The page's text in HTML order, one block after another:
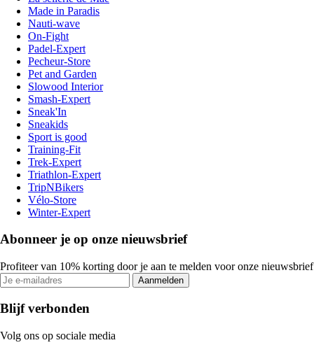
Made in Paradis
Nauti-wave
On-Fight
Padel-Expert
Pecheur-Store
Pet and Garden
Slowood Interior
Smash-Expert
Sneak'In
Sneakids
Sport is good
Training-Fit
Trek-Expert
Triathlon-Expert
TripNBikers
Vélo-Store
Winter-Expert
Abonneer je op onze nieuwsbrief
Profiteer van 10% korting door je aan te melden voor onze nieuwsbrief
Aanmelden
Blijf verbonden
Volg ons op sociale media